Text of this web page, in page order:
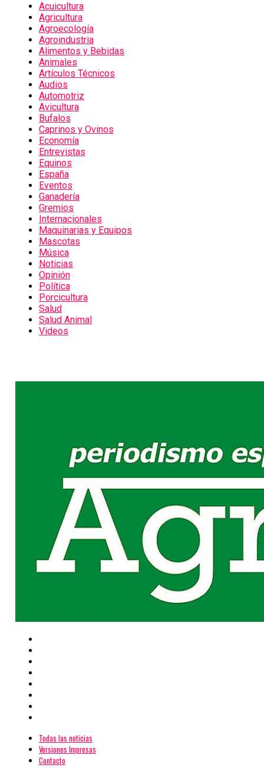
Acuicultura
Agricultura
Agroecología
Agroindustria
Alimentos y Bebidas
Animales
Artículos Técnicos
Audios
Automotriz
Avicultura
Bufalos
Caprinos y Ovinos
Economía
Entrevistas
Equinos
España
Eventos
Ganadería
Gremios
Internacionales
Maquinarias y Equipos
Mascotas
Música
Noticias
Opinión
Política
Porcicultura
Salud
Salud Animal
Videos
Todas las noticias
Versiones Impresas
Contacto